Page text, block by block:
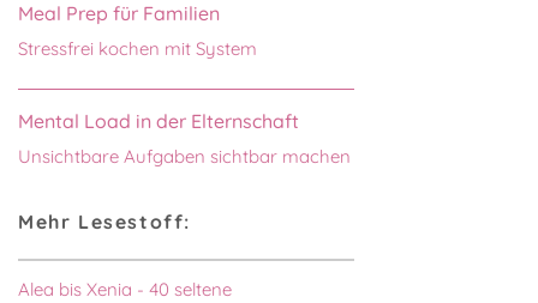
Meal Prep für Familien
Stressfrei kochen mit System
Mental Load in der Elternschaft
Unsichtbare Aufgaben sichtbar machen
Mehr Lesestoff:
Alea bis Xenia - 40 seltene